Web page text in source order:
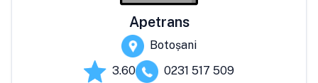
Apetrans
Botoșani
3.60
0231 517 509